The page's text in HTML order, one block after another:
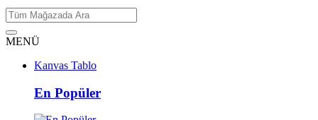
MENÜ
Kanvas Tablo
En Popüler